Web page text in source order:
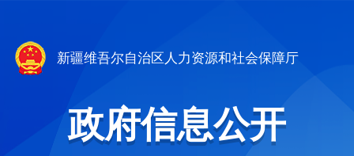
新疆维吾尔自治区人力资源和社会保障厅
政府信息公开